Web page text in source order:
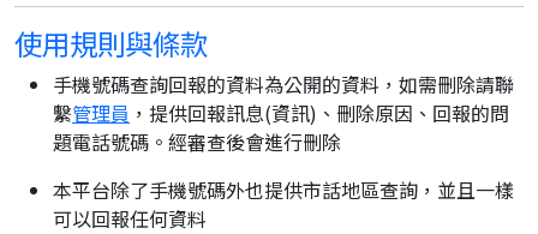
使用規則與條款
手機號碼查詢回報的資料為公開的資料，如需刪除請聯
繫管理員 ，提供回報訊息(資訊)、刪除原因、回報的問
題電話號碼。經審查後會進行刪除
本平台除了手機號碼外也提供市話地區查詢，並且一樣
可以回報任何資料